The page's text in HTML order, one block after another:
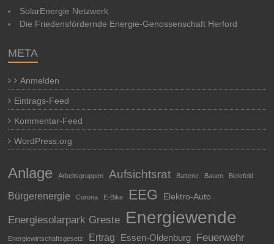
SolarEnergie Netzwerk
Die Friedensfördernde Energie-Genossenschaft Herford
META
Anmelden
Eintrags-Feed
Kommentar-Feed
WordPress.org
Anlage Arbeitsgruppen Aufsichtsrat Batterie Bauen Bielefeld
Bürgerenergie Corona E-Bike EEG Elektro-Auto
Energiesolarpark Greste Energiewende
Energiewirtschaftsgesetz Ertrag Essen-Oldenburg
Feuerwehr